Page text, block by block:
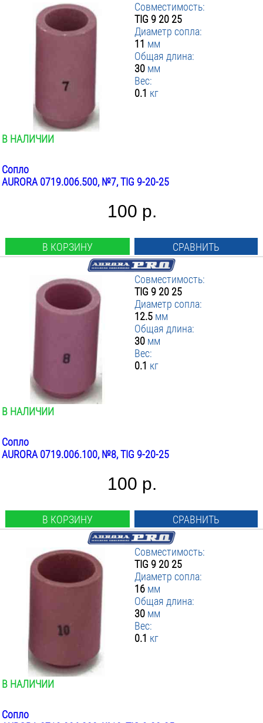
Совместимость:
TIG 9 20 25
Диаметр сопла:
11 мм
Общая длина:
30 мм
Вес:
0.1 кг
В НАЛИЧИИ
Сопло
AURORA 0719.006.500, №7, TIG 9-20-25
100 р.
В КОРЗИНУ СРАВНИТЬ
Совместимость:
TIG 9 20 25
Диаметр сопла:
12.5 мм
Общая длина:
30 мм
Вес:
0.1 кг
В НАЛИЧИИ
Сопло
AURORA 0719.006.100, №8, TIG 9-20-25
100 р.
В КОРЗИНУ СРАВНИТЬ
Совместимость:
TIG 9 20 25
Диаметр сопла:
16 мм
Общая длина:
30 мм
Вес:
0.1 кг
В НАЛИЧИИ
Сопло